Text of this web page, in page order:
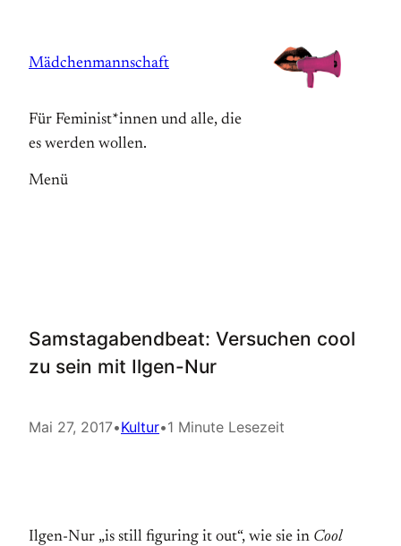
springen
Mädchenmannschaft
Für Feminist*innen und alle, die
es werden wollen.
Menü
Samstagabendbeat: Versuchen cool
zu sein mit Ilgen-Nur
Mai 27, 2017•Kultur•1 Minute Lesezeit
Ilgen-Nur „is still figuring it out“, wie sie in Cool